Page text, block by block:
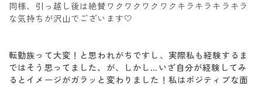
同様、引っ越し後は絶賛ワクワクワクワクキラキラキラキラ
な気持ちが沢山でございます🤍
転勤族って大変！と思われがちですし、実際私も経験するま
ではそう思ってました、が、しかし…いざ自分が経験してみ
るとイメージがガラッと変わりました！私はポジティブな面